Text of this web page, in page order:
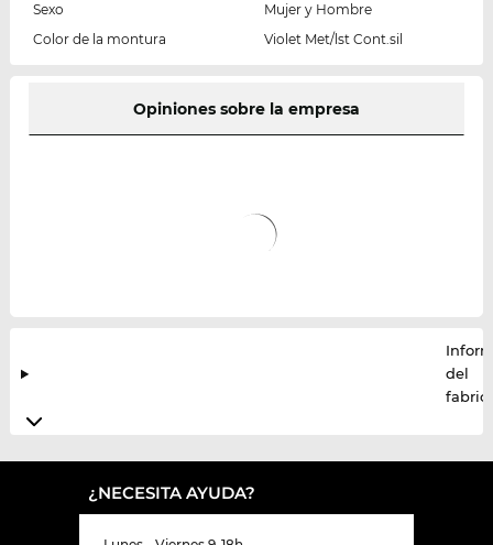
Sexo
Mujer y Hombre
Color de la montura
Violet Met/lst Cont.sil
Opiniones sobre la empresa
del
¿NECESITA AYUDA?